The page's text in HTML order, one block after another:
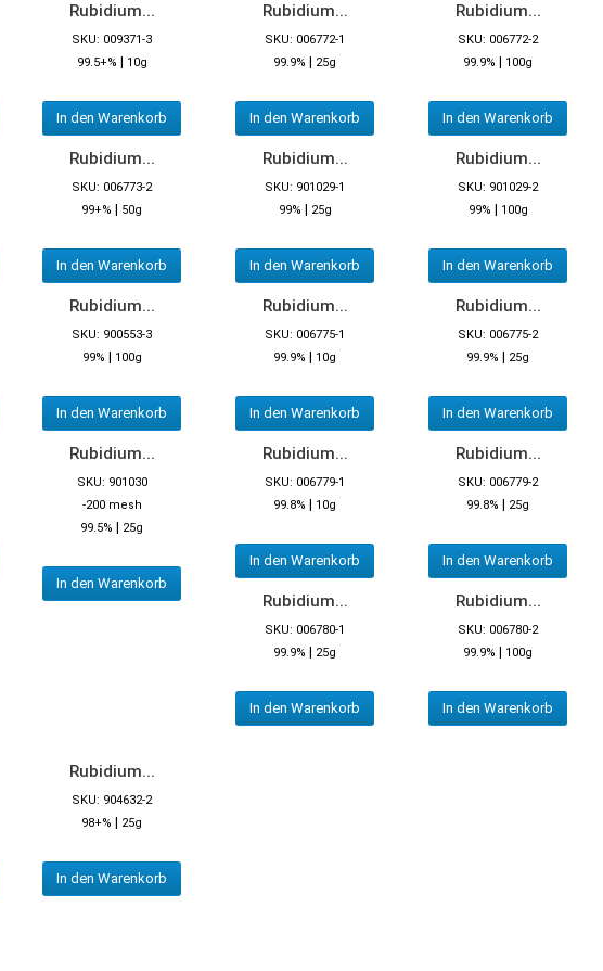
Rubidium...
SKU: 009371-3
99.5+% | 10g
In den Warenkorb
Rubidium...
SKU: 006772-1
99.9% | 25g
In den Warenkorb
Rubidium...
SKU: 006772-2
99.9% | 100g
In den Warenkorb
Rubidium...
SKU: 006773-2
99+% | 50g
In den Warenkorb
Rubidium...
SKU: 901029-1
99% | 25g
In den Warenkorb
Rubidium...
SKU: 901029-2
99% | 100g
In den Warenkorb
Rubidium...
SKU: 900553-3
99% | 100g
In den Warenkorb
Rubidium...
SKU: 006775-1
99.9% | 10g
In den Warenkorb
Rubidium...
SKU: 006775-2
99.9% | 25g
In den Warenkorb
Rubidium...
SKU: 901030
-200 mesh
99.5% | 25g
In den Warenkorb
Rubidium...
SKU: 006779-1
99.8% | 10g
In den Warenkorb
Rubidium...
SKU: 006779-2
99.8% | 25g
In den Warenkorb
Rubidium...
SKU: 006780-1
99.9% | 25g
In den Warenkorb
Rubidium...
SKU: 006780-2
99.9% | 100g
In den Warenkorb
Rubidium...
SKU: 904632-2
98+% | 25g
In den Warenkorb